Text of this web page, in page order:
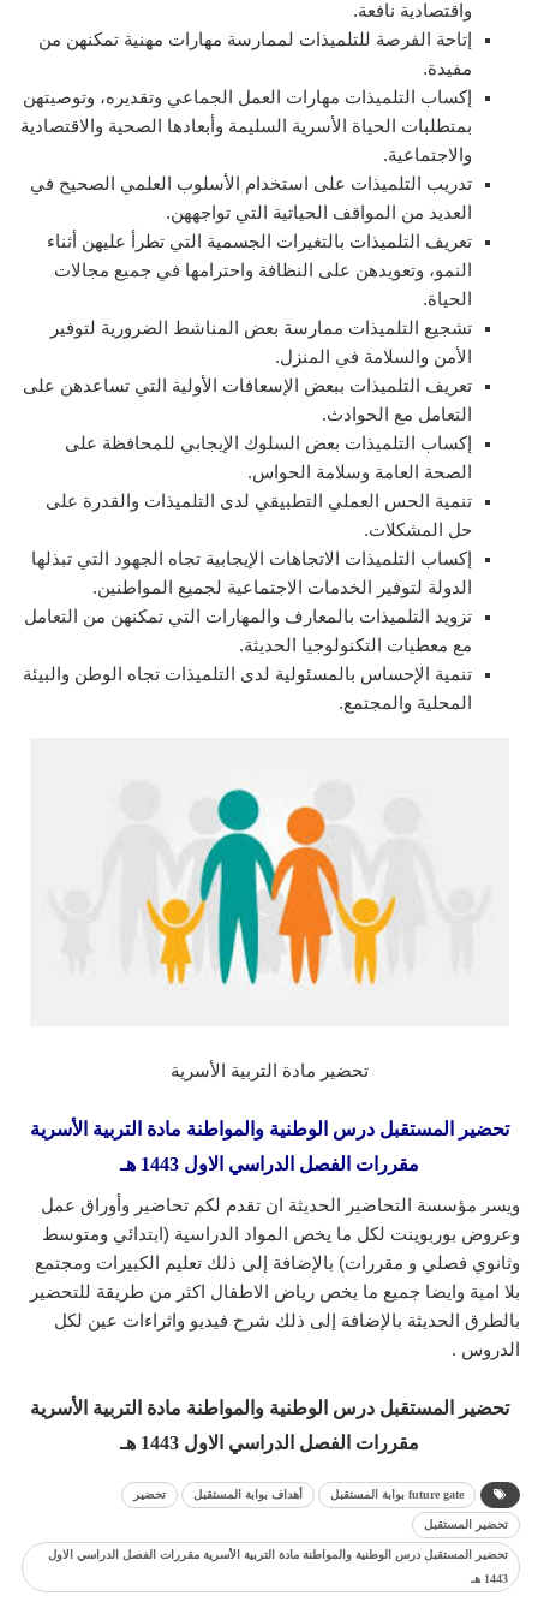
واقتصادية نافعة.
إتاحة الفرصة للتلميذات لممارسة مهارات مهنية تمكنهن من
مفيدة.
إكساب التلميذات مهارات العمل الجماعي وتقديره، وتوصيتهن
بمتطلبات الحياة الأسرية السليمة وأبعادها الصحية والاقتصادية
والاجتماعية.
تدريب التلميذات على استخدام الأسلوب العلمي الصحيح في
العديد من المواقف الحياتية التي تواجههن.
تعريف التلميذات بالتغيرات الجسمية التي تطرأ عليهن أثناء
النمو، وتعويدهن على النظافة واحترامها في جميع مجالات
الحياة.
تشجيع التلميذات ممارسة بعض المناشط الضرورية لتوفير
الأمن والسلامة في المنزل.
تعريف التلميذات ببعض الإسعافات الأولية التي تساعدهن على
التعامل مع الحوادث.
إكساب التلميذات بعض السلوك الإيجابي للمحافظة على
الصحة العامة وسلامة الحواس.
تنمية الحس العملي التطبيقي لدى التلميذات والقدرة على
حل المشكلات.
إكساب التلميذات الاتجاهات الإيجابية تجاه الجهود التي تبذلها
الدولة لتوفير الخدمات الاجتماعية لجميع المواطنين.
تزويد التلميذات بالمعارف والمهارات التي تمكنهن من التعامل
مع معطيات التكنولوجيا الحديثة.
تنمية الإحساس بالمسئولية لدى التلميذات تجاه الوطن والبيئة
المحلية والمجتمع.
تحضير مادة التربية الأسرية
تحضير المستقبل درس الوطنية والمواطنة مادة التربية الأسرية
مقررات الفصل الدراسي الاول 1443 هـ
ويسر مؤسسة التحاضير الحديثة ان تقدم لكم تحاضير وأوراق عمل
وعروض بوربوينت لكل ما يخص المواد الدراسية (ابتدائي ومتوسط
وثانوي فصلي و مقررات) بالإضافة إلى ذلك تعليم الكبيرات ومجتمع
بلا امية وايضا جميع ما يخص رياض الاطفال اكثر من طريقة للتحضير
بالطرق الحديثة بالإضافة إلى ذلك شرح فيديو واثراءات عين لكل
الدروس .
تحضير المستقبل درس الوطنية والمواطنة مادة التربية الأسرية
مقررات الفصل الدراسي الاول 1443 هـ
future gate بوابة المستقبل أهداف بوابة المستقبل تحضير
تحضير المستقبل
تحضير المستقبل درس الوطنية والمواطنة مادة التربية الأسرية مقررات الفصل الدراسي الاول
1443 هـ